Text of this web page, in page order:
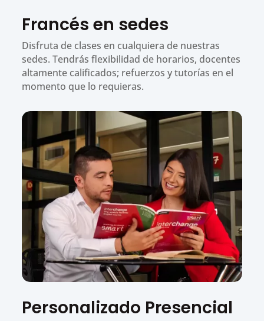
Francés en sedes
Disfruta de clases en cualquiera de nuestras
sedes. Tendrás flexibilidad de horarios, docentes
altamente calificados; refuerzos y tutorías en el
momento que lo requieras.
Personalizado Presencial